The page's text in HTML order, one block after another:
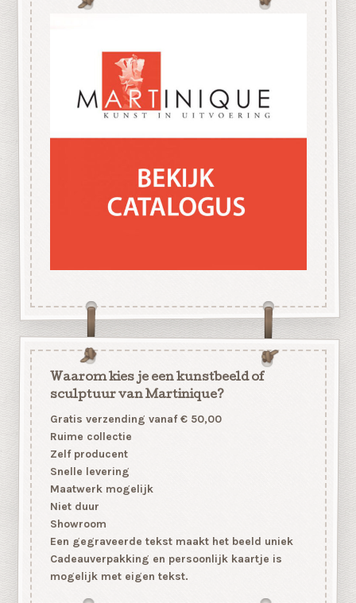
Waarom kies je een kunstbeeld of
sculptuur van Martinique?
Gratis verzending vanaf € 50,00
Ruime collectie
Zelf producent
Snelle levering
Maatwerk mogelijk
Niet duur
Showroom
Een gegraveerde tekst maakt het beeld uniek
Cadeauverpakking en persoonlijk kaartje is
mogelijk met eigen tekst.